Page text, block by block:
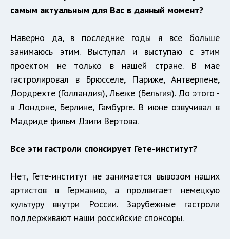
самым актуальным для Вас в данный момент?
Наверно да, в последние годы я все больше
занимаюсь этим. Выступал и выступаю с этим
проектом не только в нашей стране. В мае
гастролировал в Брюсселе, Париже, Антверпене,
Дордрехте (Голландия), Льеже (Бельгия). До этого -
в Лондоне, Берлине, Гамбурге. В июне озвучивал в
Мадриде фильм Дзиги Вертова.
Все эти гастроли спонсирует Гете-институт?
Нет, Гете-институт не занимается вывозом наших
артистов в Германию, а продвигает немецкую
культуру внутри России. Зарубежные гастроли
поддерживают наши российские спонсоры.